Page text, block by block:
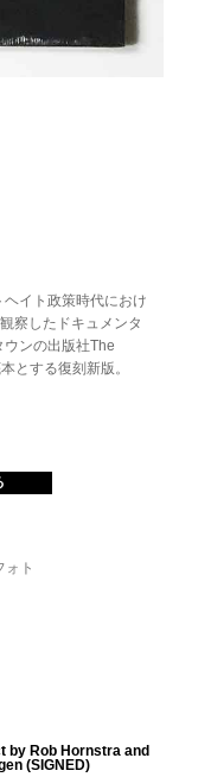
イト政策時代におけ
察したドキュメンタ
ンの出版社The
とする復刻新版。
ォト
by Rob Hornstra and
(SIGNED)